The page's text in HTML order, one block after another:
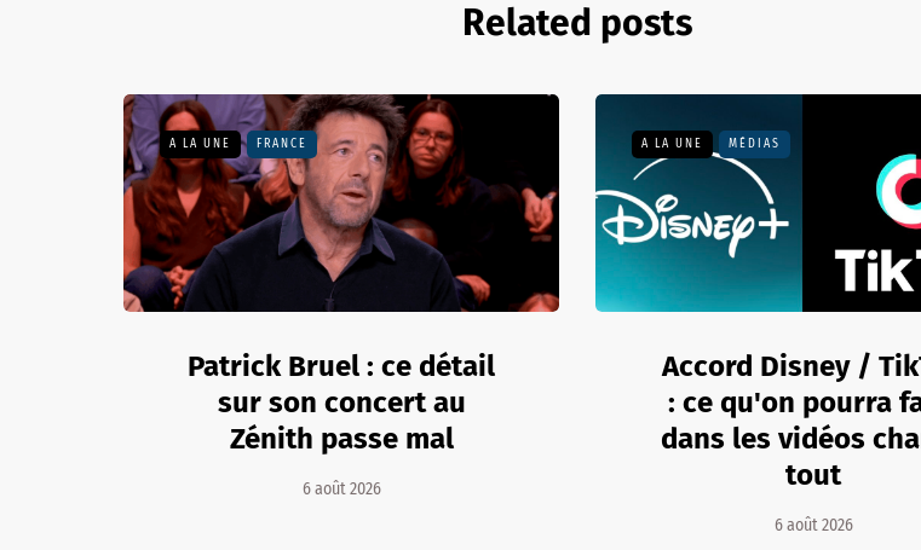
Related posts
A LA UNE FRANCE
Patrick Bruel : ce détail
sur son concert au
Zénith passe mal
6 août 2026
A LA UNE MÉDIAS
Accord Disney /
: ce qu'on pourra
dans les vidéos
tout
6 août 2026